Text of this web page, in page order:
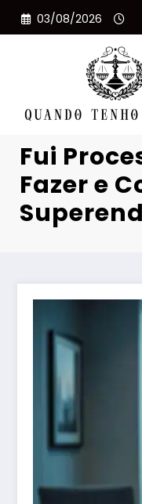
Pular
para
03/08/2026
Fui
Fazer e